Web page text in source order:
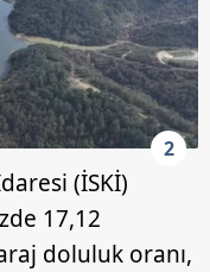
2
(İSKİ)
17,12
doluluk oranı,